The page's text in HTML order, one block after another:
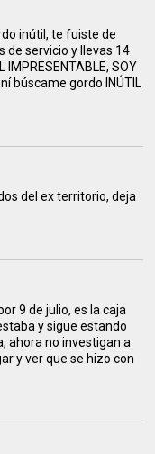
inútil, te fuiste de
de servicio y llevas 14
IMPRESENTABLE, SOY
búscame gordo INÚTIL
del ex territorio, deja
9 de julio, es la caja
y sigue estando
ahora no investigan a
y ver que se hizo con